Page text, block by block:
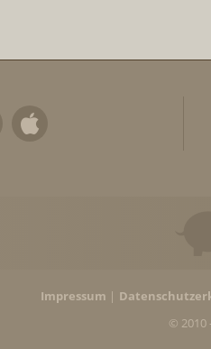
Impressum
© 2010